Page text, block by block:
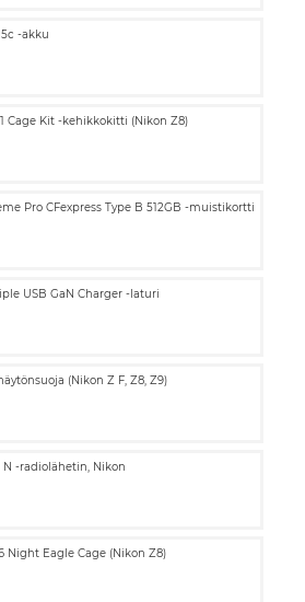
-akku
Cage Kit -kehikkokitti (Nikon Z8)
Pro CFexpress Type B 512GB -muistikortti
USB GaN Charger -laturi
(Nikon Z F, Z8, Z9)
N -radiolähetin, Nikon
Night Eagle Cage (Nikon Z8)